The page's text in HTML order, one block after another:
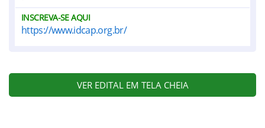
INSCREVA-SE AQUI
https://www.idcap.org.br/
VER EDITAL EM TELA CHEIA